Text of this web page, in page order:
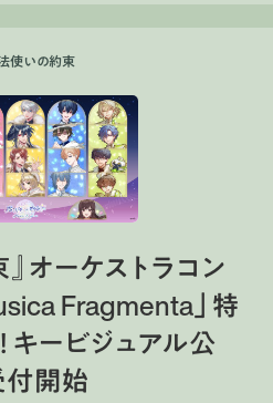
使いの約束
オーケストラコン
Fragmenta」特
キービジュアル公
付開始